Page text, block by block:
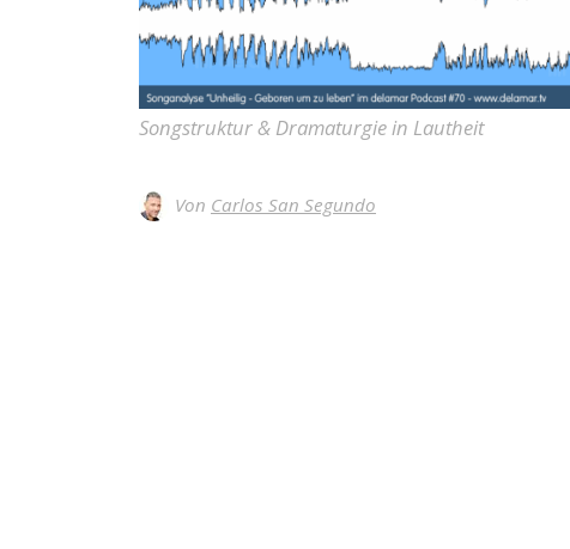
Songstruktur & Dramaturgie in Lautheit
Von Carlos San Segundo